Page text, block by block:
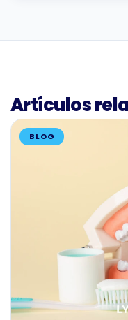
Artículos
BLOG